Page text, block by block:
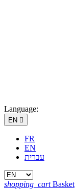
Language:
EN 
FR
EN
עברית
shopping_cart Basket